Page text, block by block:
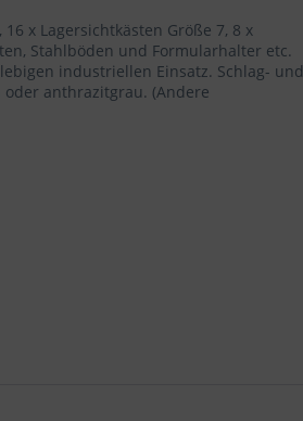
x Lagersichtkästen Größe 7, 8 x
Stahlböden und Formularhalter etc.
industriellen Einsatz. Schlag- und
anthrazitgrau. (Andere